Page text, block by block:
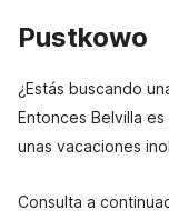
Pustkowo
¿Estás buscando
Entonces Belvilla
unas vacaciones
Consulta a